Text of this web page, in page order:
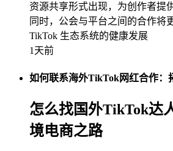
资源共享形式出现，为创作者提
同时，公会与平台之间的合作将
TikTok 生态系统的健康发展
1天前
如何联系海外TikTok网红合作：
怎么找国外TikTok达
境电商之路